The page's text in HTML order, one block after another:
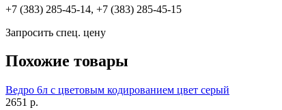
+7 (383) 285-45-14, +7 (383) 285-45-15
Запросить спец. цену
Похожие товары
Ведро 6л с цветовым кодированием цвет серый
2651 р.